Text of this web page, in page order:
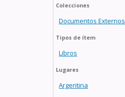
Colecciones
Documentos Externos
Tipos de ítem
Libros
Lugares
Argentina